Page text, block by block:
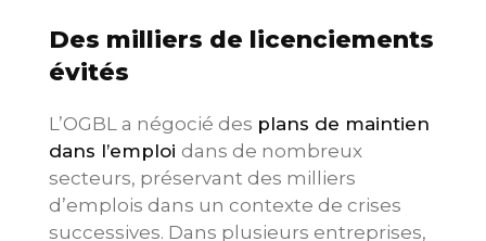
Des milliers de licenciements
évités
L’OGBL a négocié des plans de maintien
dans l’emploi dans de nombreux
secteurs, préservant des milliers
d’emplois dans un contexte de crises
successives. Dans plusieurs entreprises,